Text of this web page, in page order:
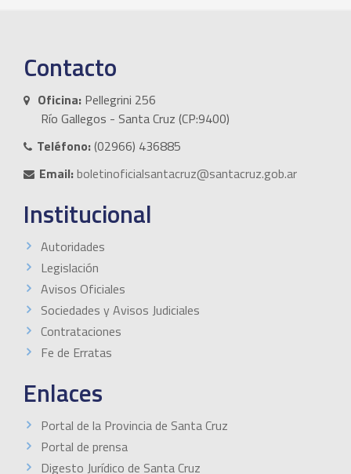
Contacto
Oficina: Pellegrini 256
Río Gallegos - Santa Cruz (CP:9400)
Teléfono:(02966) 436885
Email:boletinoficialsantacruz@santacruz.gob.ar
Institucional
Autoridades
Legislación
Avisos Oficiales
Sociedades y Avisos Judiciales
Contrataciones
Fe de Erratas
Enlaces
Portal de la Provincia de Santa Cruz
Portal de prensa
Digesto Jurídico de Santa Cruz